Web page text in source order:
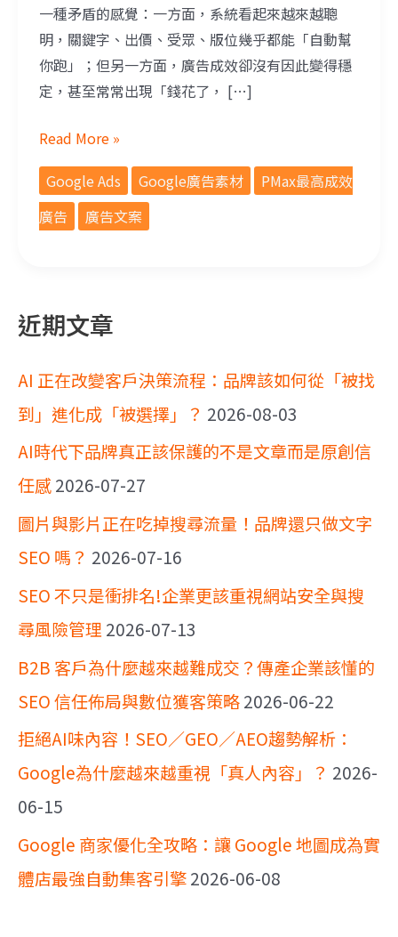
一種矛盾的感覺：一方面，系統看起來越來越聰
明，關鍵字、出價、受眾、版位幾乎都能「自動幫
你跑」；但另一方面，廣告成效卻沒有因此變得穩
定，甚至常常出現「錢花了， […]
Read More »
Google Ads
Google廣告素材
PMax最高成效
廣告
廣告文案
近期文章
AI 正在改變客戶決策流程：品牌該如何從「被找
到」進化成「被選擇」？ 2026-08-03
AI時代下品牌真正該保護的不是文章而是原創信
任感2026-07-27
圖片與影片正在吃掉搜尋流量！品牌還只做文字
SEO 嗎？ 2026-07-16
SEO 不只是衝排名!企業更該重視網站安全與搜
尋風險管理 2026-07-13
B2B 客戶為什麼越來越難成交？傳產企業該懂的
SEO 信任佈局與數位獲客策略2026-06-22
拒絕AI味內容！SEO／GEO／AEO趨勢解析：
Google為什麼越來越重視「真人內容」？ 2026-
06-15
Google 商家優化全攻略：讓 Google 地圖成為實
體店最強自動集客引擎2026-06-08